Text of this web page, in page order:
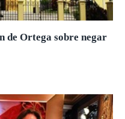
de Ortega sobre negar